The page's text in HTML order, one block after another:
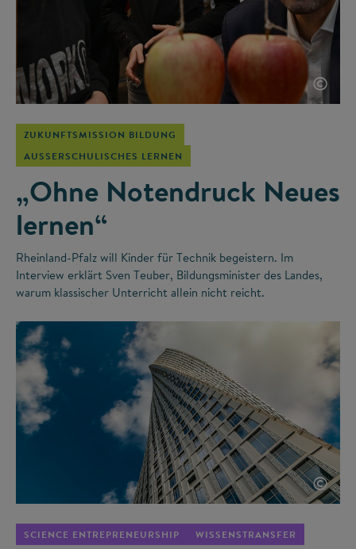
©
ZUKUNFTSMISSION BILDUNG
AUSSERSCHULISCHES LERNEN
„Ohne Notendruck Neues
lernen“
Rheinland-Pfalz will Kinder für Technik begeistern. Im
Interview erklärt Sven Teuber, Bildungsminister des Landes,
warum klassischer Unterricht allein nicht reicht.
©
SCIENCE ENTREPRENEURSHIP WISSENSTRANSFER